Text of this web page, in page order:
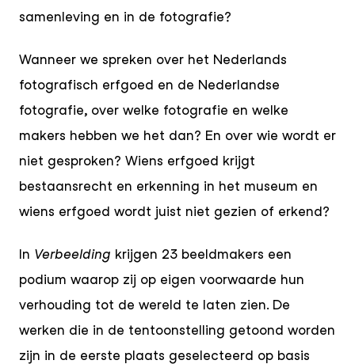
samenleving en in de fotografie?
Wanneer we spreken over het Nederlands
fotografisch erfgoed en de Nederlandse
fotografie, over welke fotografie en welke
makers hebben we het dan? En over wie wordt er
niet gesproken? Wiens erfgoed krijgt
bestaansrecht en erkenning in het museum en
wiens erfgoed wordt juist niet gezien of erkend?
In Verbeelding krijgen 23 beeldmakers een
podium waarop zij op eigen voorwaarde hun
verhouding tot de wereld te laten zien. De
werken die in de tentoonstelling getoond worden
zijn in de eerste plaats geselecteerd op basis